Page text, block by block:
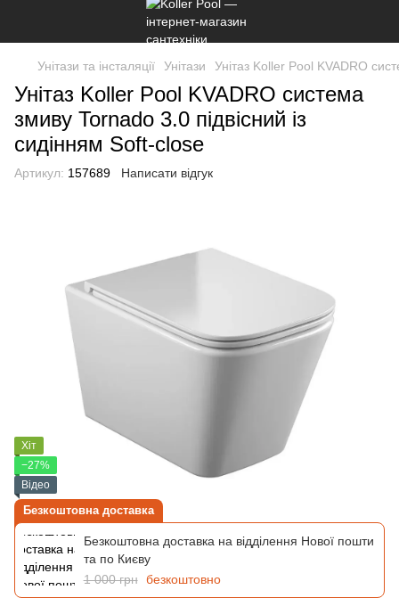
Унітази та інсталяції Унітази Унітаз Koller Pool KVADRO
Унітаз Koller Pool KVADRO система
змиву Tornado 3.0 підвісний із
сидінням Soft-close
Артикул: 157689 Написати відгук
Хіт
−27%
Відео
Безкоштовна доставка
Безкоштовна доставка на відділення Нової пошти
та по Києву
1 000 грн безкоштовно